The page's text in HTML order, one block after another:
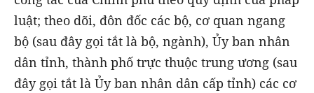
luật; theo dõi, đôn đốc các bộ, cơ quan ngang
bộ (sau đây gọi tắt là bộ, ngành), Ủy ban nhân
dân tỉnh, thành phố trực thuộc trung ương (sau
đây gọi tắt là Ủy ban nhân dân cấp tỉnh) các cơ